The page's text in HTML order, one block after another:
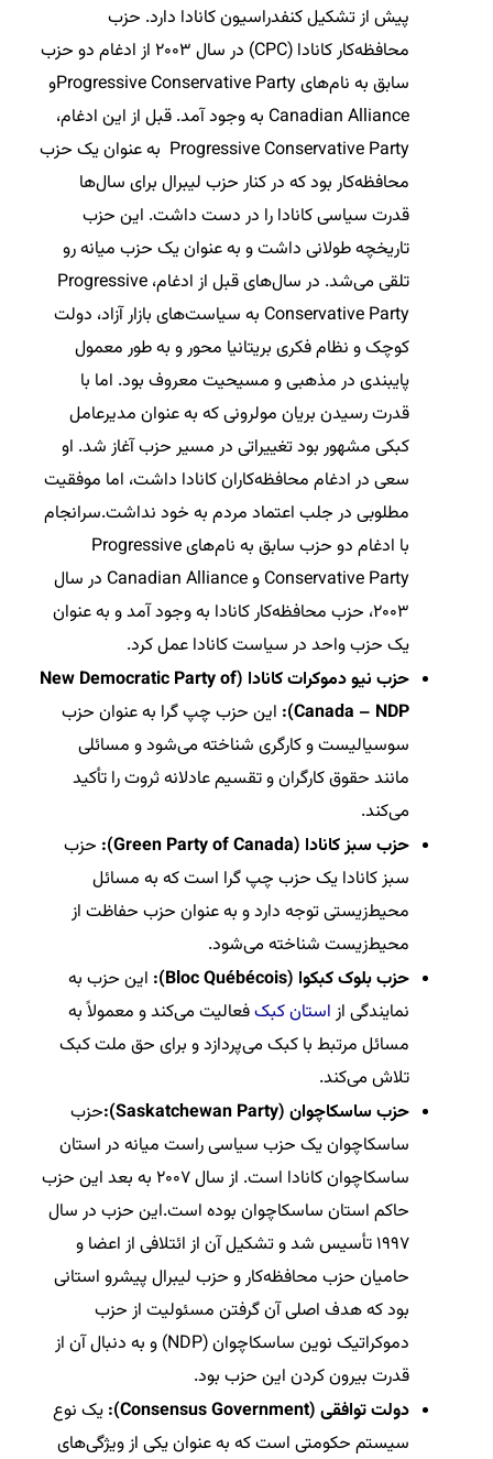
پیش از تشکیل کنفدراسیون کانادا دارد. حزب
محافظه‌کار کانادا (CPC) در سال ۲۰۰۳ از ادغام دو حزب
سابق به نام‌های Progressive Conservative Partyو
Canadian Alliance به وجود آمد. قبل از این ادغام،
Progressive Conservative Party به عنوان یک حزب
محافظه‌کار بود که در کنار حزب لیبرال برای سال‌ها
قدرت سیاسی کانادا را در دست داشت. این حزب
تاریخچه طولانی داشت و به عنوان یک حزب میانه رو
تلقی می‌شد. در سال‌های قبل از ادغام، Progressive
Conservative Party به سیاست‌های بازار آزاد، دولت
کوچک و نظام فکری بریتانیا محور و به طور معمول
پایبندی در مذهبی و مسیحیت معروف بود. اما با
قدرت رسیدن بریان مولرونی که به عنوان مدیرعامل
کبکی مشهور بود تغییراتی در مسیر حزب آغاز شد. او
سعی در ادغام محافظه‌کاران کانادا داشت، اما موفقیت
مطلوبی در جلب اعتماد مردم به خود نداشت.سرانجام
با ادغام دو حزب سابق به نام‌های Progressive
Conservative Party و Canadian Alliance در سال
۲۰۰۳، حزب محافظه‌کار کانادا به وجود آمد و به عنوان
یک حزب واحد در سیاست کانادا عمل کرد.
حزب نیو دموکرات کانادا (New Democratic Party of
Canada – NDP):
این حزب چپ گرا به عنوان حزب
سوسیالیست و کارگری شناخته می‌شود و مسائلی
مانند حقوق کارگران و تقسیم عادلانه ثروت را تأکید
می‌کند.
حزب سبز کانادا (Green Party of Canada):
حزب
سبز کانادا یک حزب چپ گرا است که به مسائل
محیط‌زیستی توجه دارد و به عنوان حزب حفاظت از
محیط‌زیست شناخته می‌شود.
حزب بلوک کبکوا (Bloc Québécois):
این حزب به
نمایندگی از استان کبکفعالیت می‌کند و معمولاً به
مسائل مرتبط با کبک می‌پردازد و برای حق ملت کبک
تلاش می‌کند.
حزب ساسکاچوان (Saskatchewan Party):
حزب
ساسکاچوان یک حزب سیاسی راست میانه در استان
ساسکاچوان کانادا است. از سال ۲۰۰۷ به بعد این حزب
حاکم استان ساسکاچوان بوده است.این حزب در سال
۱۹۹۷ تأسیس شد و تشکیل آن از ائتلافی از اعضا و
حامیان حزب محافظه‌کار و حزب لیبرال پیشرو استانی
بود که هدف اصلی آن گرفتن مسئولیت از حزب
دموکراتیک نوین ساسکاچوان (NDP) و به دنبال آن از
قدرت بیرون کردن این حزب بود.
دولت توافقی (Consensus Government):
یک نوع
سیستم حکومتی است که به عنوان یکی از ویژگی‌های